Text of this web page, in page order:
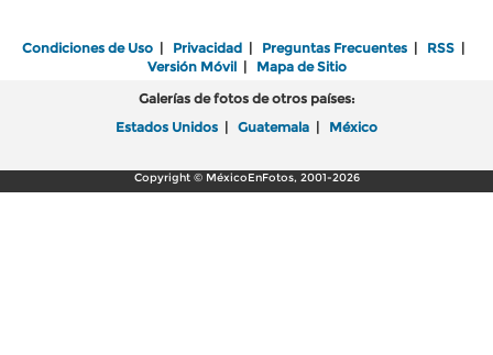
Condiciones de Uso | Privacidad | Preguntas Frecuentes | RSS |
Versión Móvil| Mapa de Sitio
Galerías de fotos de otros países:
Estados Unidos | Guatemala | México
Copyright © MéxicoEnFotos, 2001-2026